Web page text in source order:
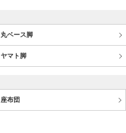
丸ベース脚
ヤマト脚
座布団